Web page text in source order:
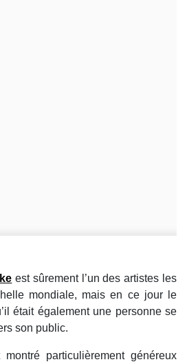
est sûrement l’un des artistes les
mondiale, mais en ce jour le
était également une personne se
son public.
montré particulièrement généreux